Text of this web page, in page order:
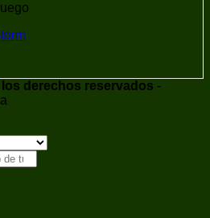
derechos reservados -